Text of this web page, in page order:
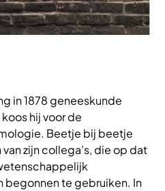
in 1878 geneeskunde
hij voor de
Beetje bij beetje
zijn collega’s, die op dat
te gebruiken. In